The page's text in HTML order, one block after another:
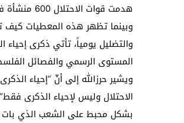
هدمت قوات الاحتلال 600 منشأة فوق رؤوس أصحابها خلال هذا العام”.
وبينما تظهر هذه المعطيات كيف
والتضليل يومياً، تأتي ذكرى
المستوى الرسمي والفصائل
ويشير حرزالله إلى أنّ “إحياء
الاحتلال وليس لإحياء الذكرى
بشكل محبط على الشعب الذي بات